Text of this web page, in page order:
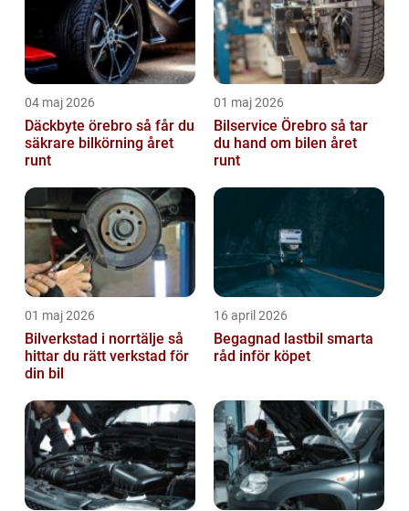
04 maj 2026
Däckbyte örebro så får du
säkrare bilkörning året
runt
01 maj 2026
Bilservice Örebro så tar
du hand om bilen året
runt
01 maj 2026
Bilverkstad i norrtälje så
hittar du rätt verkstad för
din bil
16 april 2026
Begagnad lastbil smarta
råd inför köpet